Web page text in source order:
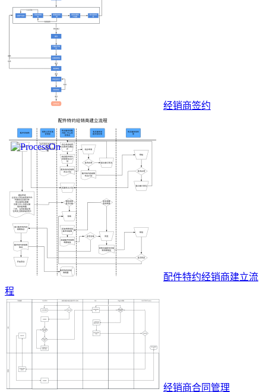
经销商签约
配件特约经销商建立流
程
经销商合同管理